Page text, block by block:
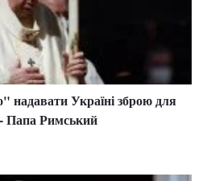
Україні зброю для
- Папа Римський